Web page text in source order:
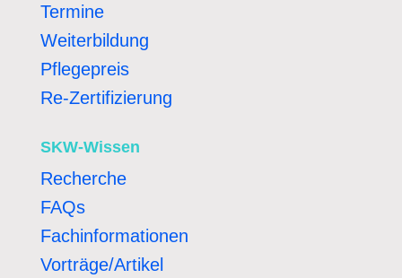
Termine
Weiterbildung
Pflegepreis
Re-Zertifizierung
SKW-Wissen
Recherche
FAQs
Fachinformationen
Vorträge/Artikel